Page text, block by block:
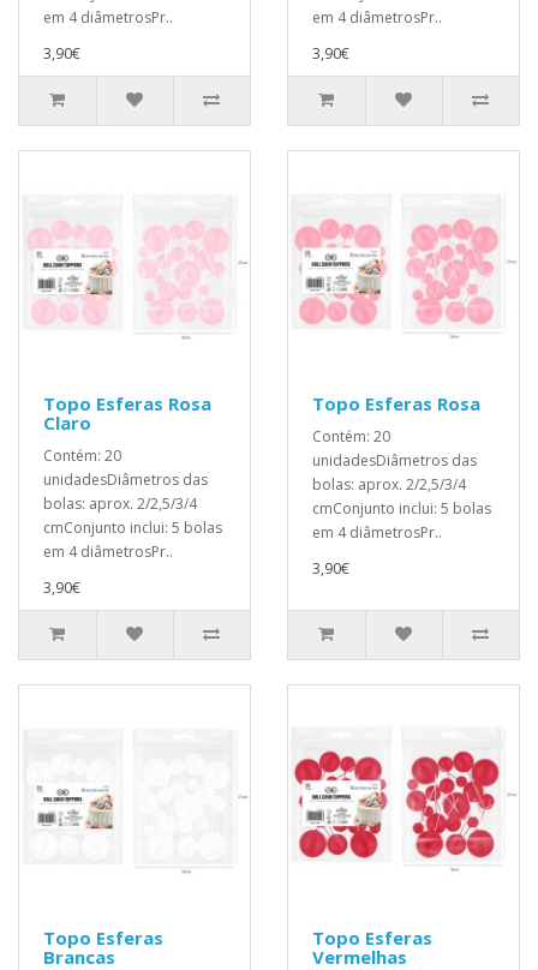
em 4 diâmetrosPr..
3,90€
em 4 diâmetrosPr..
3,90€
Topo Esferas Rosa
Claro
Contém: 20
unidadesDiâmetros das
bolas: aprox. 2/2,5/3/4
cmConjunto inclui: 5 bolas
em 4 diâmetrosPr..
3,90€
Topo Esferas Rosa
Contém: 20
unidadesDiâmetros das
bolas: aprox. 2/2,5/3/4
cmConjunto inclui: 5 bolas
em 4 diâmetrosPr..
3,90€
Topo Esferas
Brancas
Topo Esferas
Vermelhas